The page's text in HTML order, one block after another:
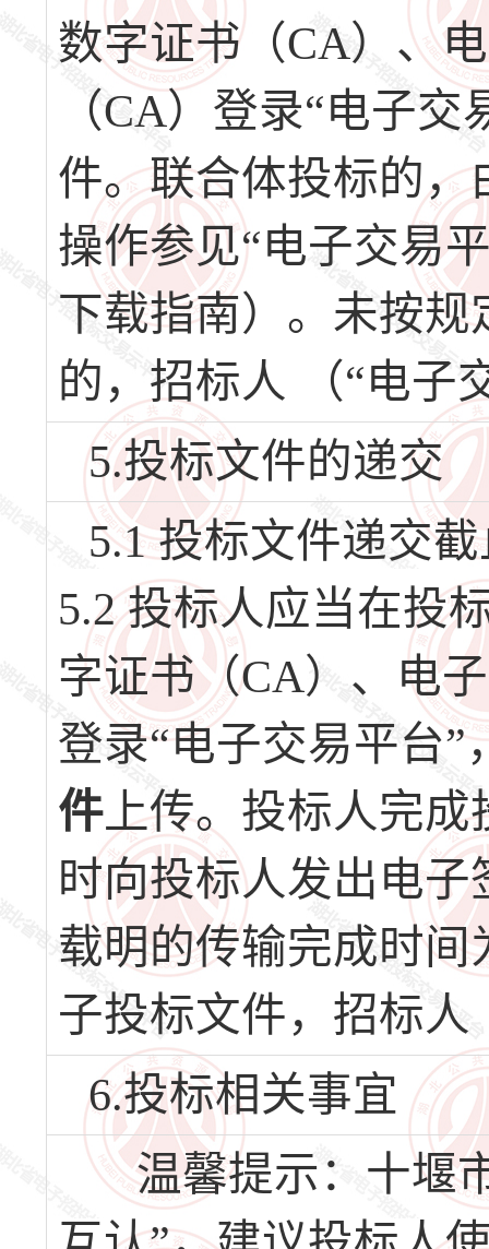
数字证书（CA）、
（CA）登录“电子
件。联合体投标的
操作参见“电子交易
下载指南）。未按规
的，招标人 （“电子
5.投标文件的递交
5.1 投标文件递交
5.2 投标人应当在投
字证书（CA）、电
登录“电子交易平台
件 上传。投标人完
时向投标人发出电
载明的传输完成时
子投标文件，招标人
6.投标相关事宜
温馨提示：十堰市